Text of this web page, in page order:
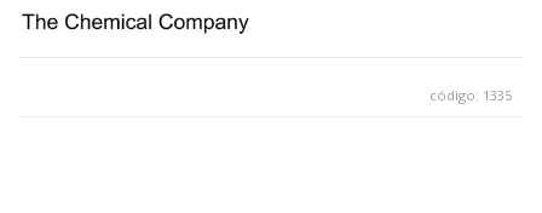
código: 1335